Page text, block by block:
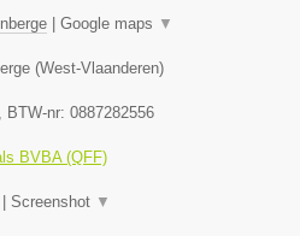
Google maps ▼
(West-Vlaanderen)
, BTW-nr: 0887282556
BVBA (QFF)
Screenshot ▼